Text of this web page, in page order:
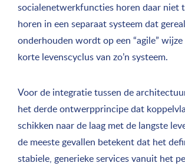
socialenetwerkfuncties horen daar niet
horen in een separaat systeem dat
onderhouden wordt op een “agile”
korte levenscyclus van zo’n systeem.
Voor de integratie tussen de
het derde ontwerpprincipe dat
schikken naar de laag met de langste
de meeste gevallen betekent dat het
stabiele, generieke services vanuit het